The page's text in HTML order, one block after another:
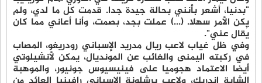
"بدنيا، أشعر بأنني بحالة جيدة جدا. قدمت كل ما لدي، ولم
يكن الأمر سهلا. (...) عملت بجد، بصمت، وأنا أعاني مما كان
يُقال عني".
وفي ظل غياب لاعب ريال مدريد الإسباني رودريغو، المصاب
في ركبته اليمنى والغائب عن المونديال، يمكن لأنشيلوتي
أيضا الاعتماد هجوميا على فينيسيوس جونيور، والموهبة